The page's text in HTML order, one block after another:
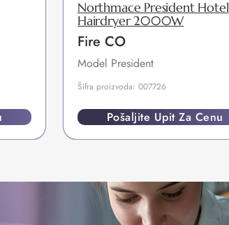
Northmace President Hotel
Hairdryer 2000W
Fire CO
Model President
Šifra proizvoda: 007726
Pošaljite Upit Za Cenu